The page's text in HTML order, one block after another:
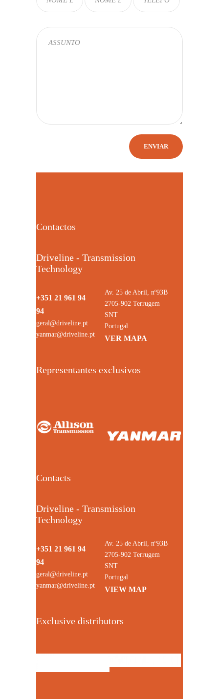
Contactos
Driveline - Transmission
Technology
+351 21 961 94
94
geral@driveline.pt
yanmar@driveline.pt
Av. 25 de Abril, nº93B
2705-902 Terrugem
SNT
Portugal
VER MAPA
Representantes exclusivos
Contacts
Driveline - Transmission
Technology
+351 21 961 94
94
geral@driveline.pt
yanmar@driveline.pt
Av. 25 de Abril, nº93B
2705-902 Terrugem
SNT
Portugal
VIEW MAP
Exclusive distributors